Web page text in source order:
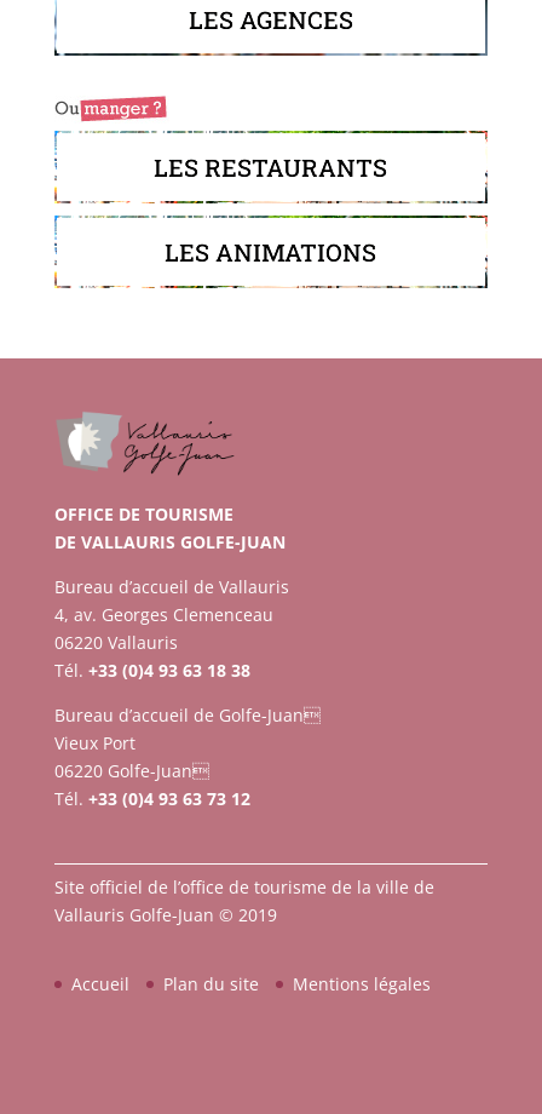
LES AGENCES
LES RESTAURANTS
LES ANIMATIONS
OFFICE DE TOURISME
DE VALLAURIS GOLFE-JUAN
Bureau d’accueil de Vallauris
4, av. Georges Clemenceau
06220 Vallauris
Tél. +33 (0)4 93 63 18 38
Bureau d’accueil de Golfe-Juan
Vieux Port
06220 Golfe-Juan
Tél. +33 (0)4 93 63 73 12
Site officiel de l’office de tourisme de la ville de
Vallauris Golfe-Juan © 2019
Accueil Plan du site Mentions légales